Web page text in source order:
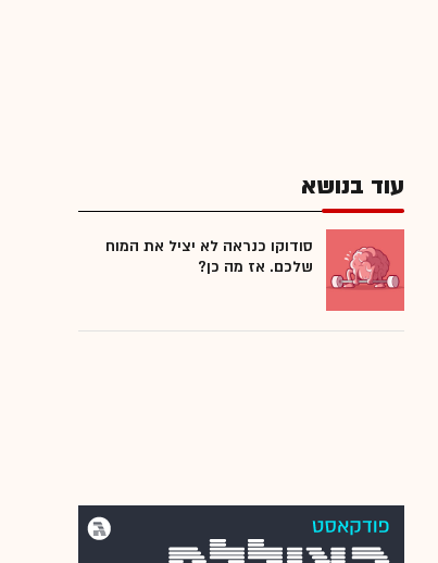
עוד בנושא
סודוקו כנראה לא יציל את המוח
שלכם. אז מה כן?